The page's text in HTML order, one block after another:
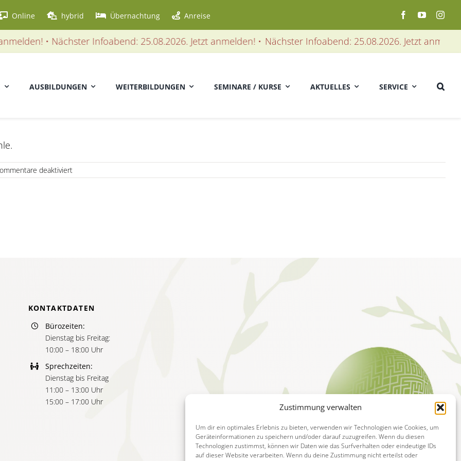
Zustimmung verwalten
Um dir ein optimales Erlebnis zu bieten, verwenden wir Technologien wie Cookies, um
Geräteinformationen zu speichern und/oder darauf zuzugreifen. Wenn du diesen
Technologien zustimmst, können wir Daten wie das Surfverhalten oder eindeutige IDs
auf dieser Website verarbeiten. Wenn du deine Zustimmung nicht erteilst oder
Online hybrid Übernachtung Anreise
• Nächster Infoabend: 25.08.2026. Jetzt anmelden! • Nächster Infoabend: 25.08.2026. Jetzt
AUSBILDUNGEN WEITERBILDUNGEN SEMINARE / KURSE AKTUELLES SERVICE
deaktiviertfür
Affektarmut
KONTAKTDATEN
Bürozeiten:
Dienstag bis Freitag:
10:00 – 18:00 Uhr
Sprechzeiten:
Dienstag bis Freitag
11:00 – 13:00 Uhr
15:00 – 17:00 Uhr